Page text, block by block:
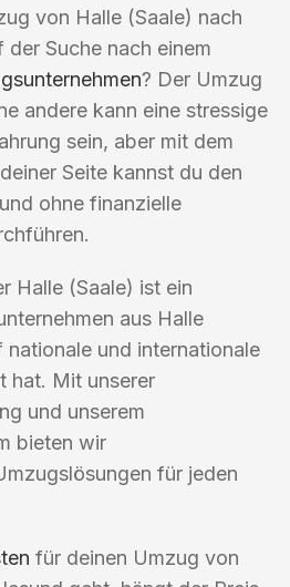
von Halle (Saale) nach
Suche nach einem
? Der Umzug
andere kann eine stressige
sein, aber mit dem
Seite kannst du den
ohne finanzielle
Halle (Saale) ist ein
aus Halle
nationale und internationale
hat. Mit unserer
und unserem
bieten wir
für jeden
für deinen Umzug von